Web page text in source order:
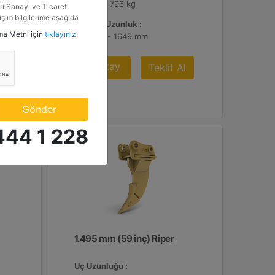
1755 lb - 796 kg
Toplam Uzunluk :
64.9 inç - 1649 mm
Detay Teklif Al
1.495 mm (59 inç) Riper
Uç Uzunluğu :
Sanayi ve Ticaret
bilgilerime aşağıda
veriyorum.
Metni için tıklayınız.
Gönder
1 228